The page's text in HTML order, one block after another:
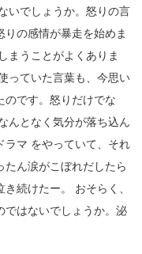
いでしょうか。怒りの言
の感情が暴走を始めま
まうことがよくありま
っていた言葉も、今思い
のです。怒りだけでな
んとなく気分が落ち込ん
ラマ をやっていて、それ
たん涙がこぼれだしたら
続けたー。 おそらく、
ではないでしょうか。泌